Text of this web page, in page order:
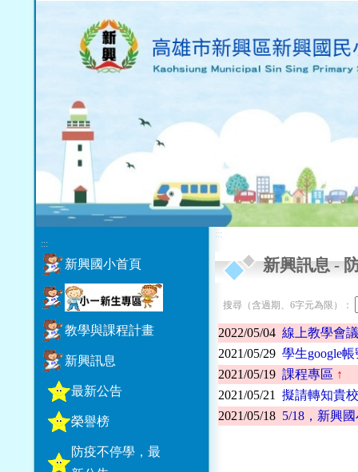
:::
新興國小首頁
教學與課程計畫
新興訊息
最新公告
榮譽榜
防疫不停學，最
:::
新興訊息-
搜尋（含過期、6字元為限）：
2022/05/04 線上教學會
2021/05/29 學生google
2021/05/19 課程專區 ↑
2021/05/21 擬請轉知貴
2021/05/18 5/18，新興